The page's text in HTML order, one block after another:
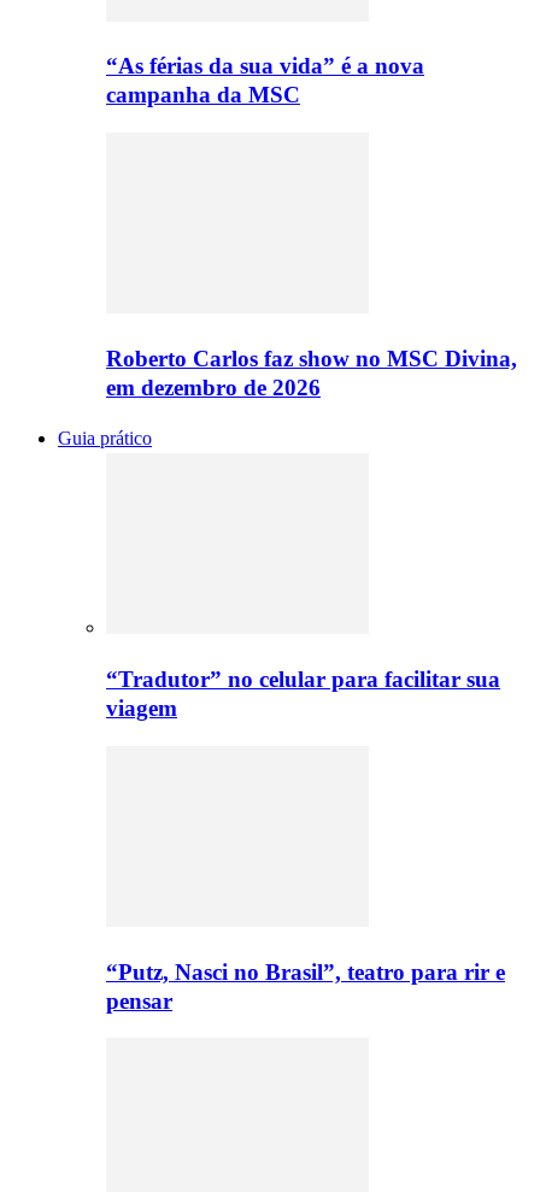
“As férias da sua vida” é a nova
campanha da MSC
Roberto Carlos faz show no MSC Divina,
em dezembro de 2026
Guia prático
“Tradutor” no celular para facilitar sua
viagem
“Putz, Nasci no Brasil”, teatro para rir e
pensar